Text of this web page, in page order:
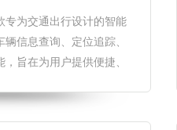
专为交通出行设计的智能
信息查询、定位追踪、
旨在为用户提供便捷、
件内置的社区中分享出行
信息交